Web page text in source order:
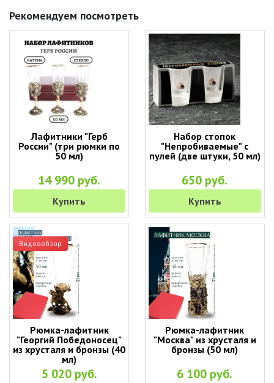
Рекомендуем посмотреть
Лафитники "Герб
России" (три рюмки по
50 мл)
14 990 руб.
Купить
Набор стопок
"Непробиваемые" с
пулей (две штуки, 50 мл)
650 руб.
Купить
Видеообзор
Рюмка-лафитник
"Георгий Победоносец"
из хрусталя и бронзы (40
мл)
5 020 руб.
Рюмка-лафитник
"Москва" из хрусталя и
бронзы (50 мл)
6 100 руб.